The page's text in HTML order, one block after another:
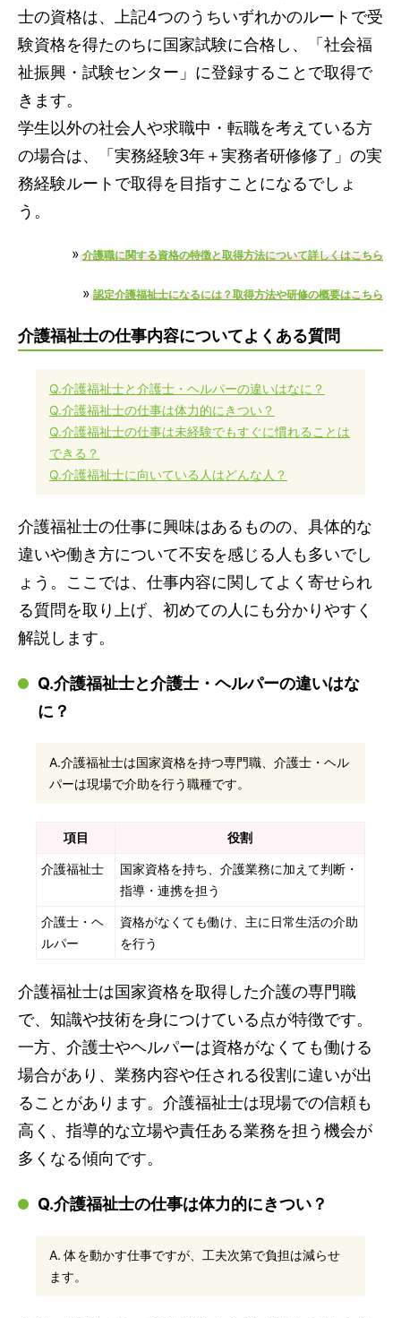
士の資格は、上記4つのうちいずれかのルートで受
験資格を得たのちに国家試験に合格し、「社会福
祉振興・試験センター」に登録することで取得で
きます。
学生以外の社会人や求職中・転職を考えている方
の場合は、「実務経験3年＋実務者研修修了」の実
務経験ルートで取得を目指すことになるでしょ
う。
» 介護職に関する資格の特徴と取得方法について詳しくはこちら
» 認定介護福祉士になるには？取得方法や研修の概要はこちら
介護福祉士の仕事内容についてよくある質問
Q.介護福祉士と介護士・ヘルパーの違いはなに？
Q.介護福祉士の仕事は体力的にきつい？
Q.介護福祉士の仕事は未経験でもすぐに慣れることは
できる？
Q.介護福祉士に向いている人はどんな人？
介護福祉士の仕事に興味はあるものの、具体的な
違いや働き方について不安を感じる人も多いでし
ょう。ここでは、仕事内容に関してよく寄せられ
る質問を取り上げ、初めての人にも分かりやすく
解説します。
Q.介護福祉士と介護士・ヘルパーの違いはな
に？
A.介護福祉士は国家資格を持つ専門職、介護士・ヘル
パーは現場で介助を行う職種です。
項目 役割
介護福祉士
国家資格を持ち、介護業務に加えて判断・
指導・連携を担う
介護士・ヘ
ルパー
資格がなくても働け、主に日常生活の介助
を行う
介護福祉士は国家資格を取得した介護の専門職
で、知識や技術を身につけている点が特徴です。
一方、介護士やヘルパーは資格がなくても働ける
場合があり、業務内容や任される役割に違いが出
ることがあります。介護福祉士は現場での信頼も
高く、指導的な立場や責任ある業務を担う機会が
多くなる傾向です。
Q.介護福祉士の仕事は体力的にきつい？
A. 体を動かす仕事ですが、工夫次第で負担は減らせ
ます。